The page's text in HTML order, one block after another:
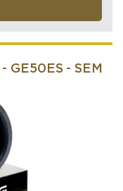
- GE50ES - SEM